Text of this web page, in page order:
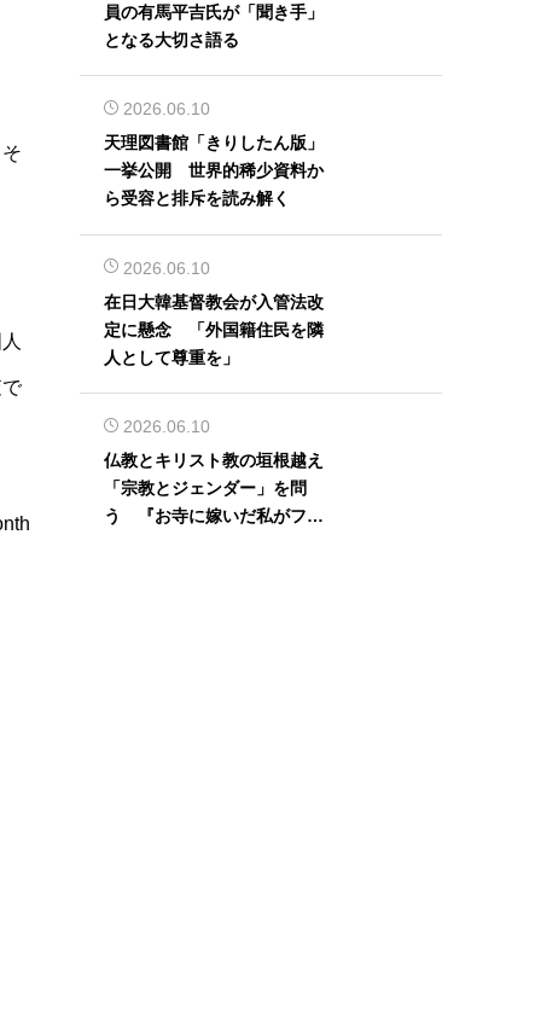
員の有馬平吉氏が「聞き手」
となる大切さ語る
2026.06.10
天理図書館「きりしたん版」
一挙公開 世界的稀少資料か
ら受容と排斥を読み解く
2026.06.10
在日大韓基督教会が入管法改
定に懸念 「外国籍住民を隣
人として尊重を」
2026.06.10
仏教とキリスト教の垣根越え
「宗教とジェンダー」を問
う 『お寺に嫁いだ私がフェ